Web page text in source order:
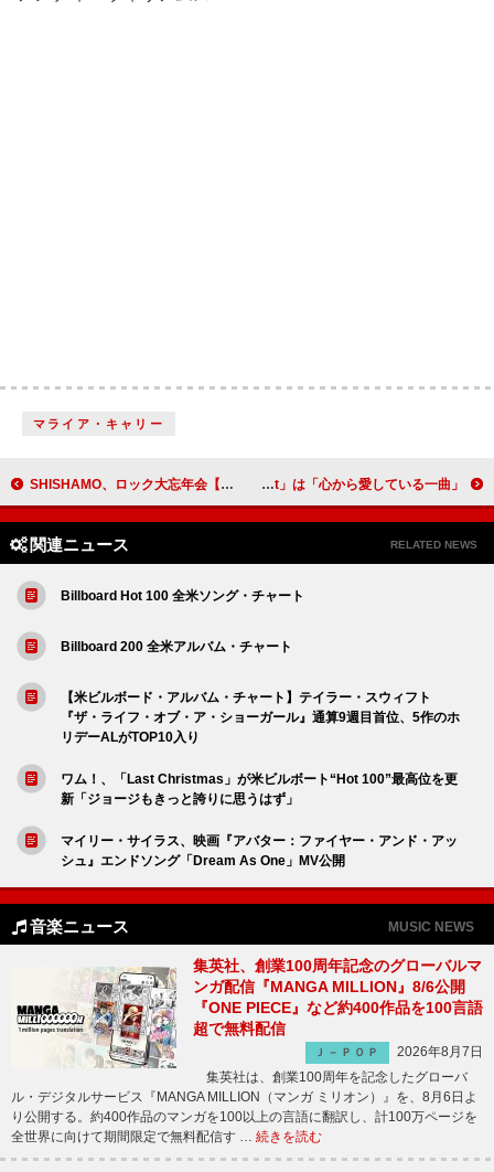
マライア・キャリー
SHISHAMO、ロック大忘年会【RADIO CRAZY】最後の出演ステージをFM802にて全編生中継 フレイヤ・スカイ、新曲「silent treatment」は「心から愛している一曲」
関連ニュース RELATED NEWS
Billboard Hot 100 全米ソング・チャート
Billboard 200 全米アルバム・チャート
【米ビルボード・アルバム・チャート】テイラー・スウィフト
『ザ・ライフ・オブ・ア・ショーガール』通算9週目首位、5作のホ
リデーALがTOP10入り
ワム！、「Last Christmas」が米ビルボート“Hot 100”最高位を更
新「ジョージもきっと誇りに思うはず」
マイリー・サイラス、映画『アバター：ファイヤー・アンド・アッ
シュ』エンドソング「Dream As One」MV公開
音楽ニュース MUSIC NEWS
集英社、創業100周年記念のグローバルマ
ンガ配信『MANGA MILLION』8/6公開
『ONE PIECE』など約400作品を100言語
超で無料配信
Ｊ－ＰＯＰ
2026年8月7日
集英社は、創業100周年を記念したグローバ
ル・デジタルサービス『MANGA MILLION（マンガ ミリオン）』を、8月6日よ
り公開する。約400作品のマンガを100以上の言語に翻訳し、計100万ページを
全世界に向けて期間限定で無料配信す … 続きを読む